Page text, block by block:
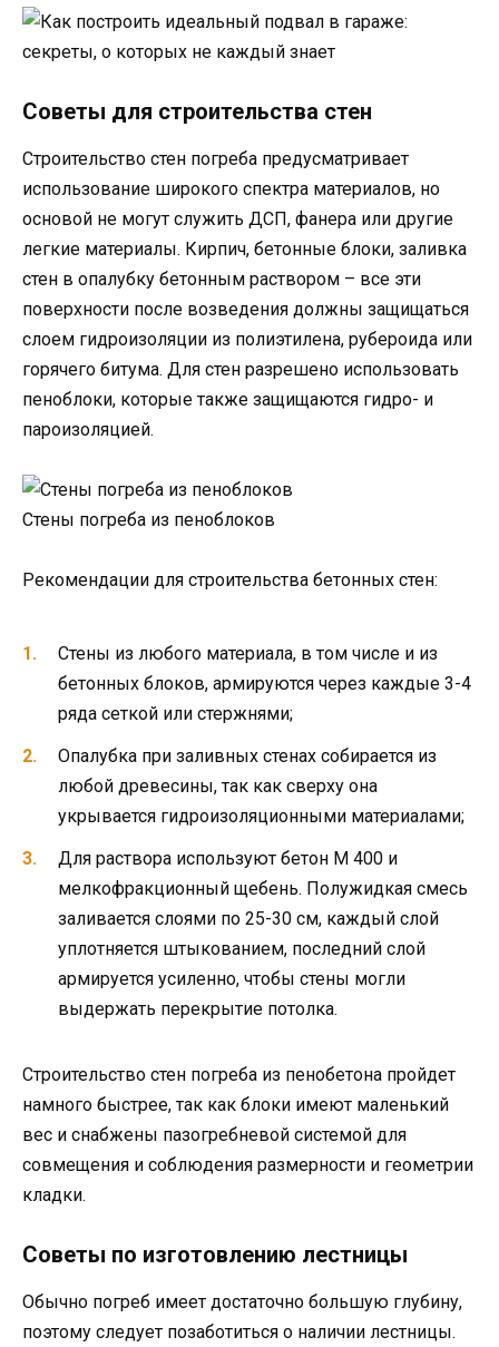
Советы для строительства стен
Строительство стен погреба предусматривает
использование широкого спектра материалов, но
основой не могут служить ДСП, фанера или другие
легкие материалы. Кирпич, бетонные блоки, заливка
стен в опалубку бетонным раствором – все эти
поверхности после возведения должны защищаться
слоем гидроизоляции из полиэтилена, рубероида или
горячего битума. Для стен разрешено использовать
пеноблоки, которые также защищаются гидро- и
пароизоляцией.
Стены погреба из пеноблоков
Рекомендации для строительства бетонных стен:
Стены из любого материала, в том числе и из
бетонных блоков, армируются через каждые 3-4
ряда сеткой или стержнями;
Опалубка при заливных стенах собирается из
любой древесины, так как сверху она
укрывается гидроизоляционными материалами;
Для раствора используют бетон M 400 и
мелкофракционный щебень. Полужидкая смесь
заливается слоями по 25-30 см, каждый слой
уплотняется штыкованием, последний слой
армируется усиленно, чтобы стены могли
выдержать перекрытие потолка.
Строительство стен погреба из пенобетона пройдет
намного быстрее, так как блоки имеют маленький
вес и снабжены пазогребневой системой для
совмещения и соблюдения размерности и геометрии
кладки.
Советы по изготовлению лестницы
Обычно погреб имеет достаточно большую глубину,
поэтому следует позаботиться о наличии лестницы.